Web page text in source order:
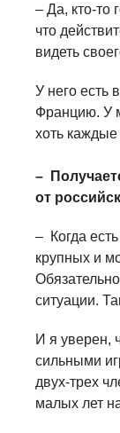
– Да, кто-то
что
видеть
У него есть
Францию. У
хоть
–
от
– Когда
крупных и
ситуации.
И я уверен,
сильными
двух-трех
малых лет